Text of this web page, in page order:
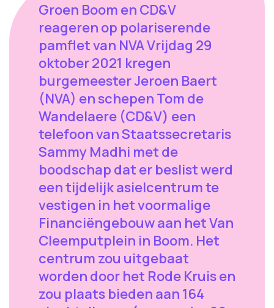
Groen Boom en CD&V
reageren op polariserende
pamflet van NVA Vrijdag 29
oktober 2021 kregen
burgemeester Jeroen Baert
(NVA) en schepen Tom de
Wandelaere (CD&V) een
telefoon van Staatssecretaris
Sammy Madhi met de
boodschap dat er beslist werd
een tijdelijk asielcentrum te
vestigen in het voormalige
Financiëngebouw aan het Van
Cleemputplein in Boom. Het
centrum zou uitgebaat
worden door het Rode Kruis en
zou plaats bieden aan 164